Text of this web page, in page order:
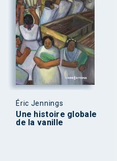
Éric Jennings
Une histoire globale
de la vanille